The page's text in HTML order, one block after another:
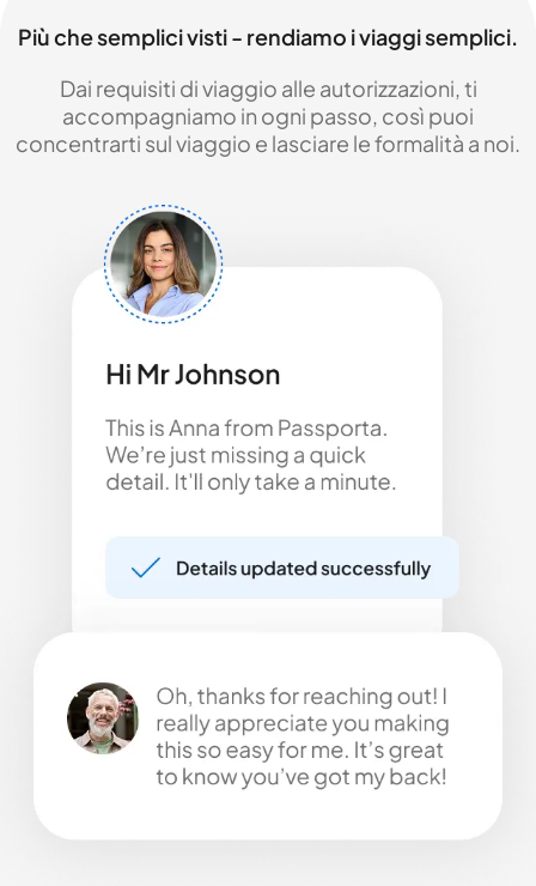
Più che semplici visti - rendiamo i viaggi semplici.
Dai requisiti di viaggio alle autorizzazioni, ti
accompagniamo in ogni passo, così puoi
concentrarti sul viaggio e lasciare le formalità a noi.